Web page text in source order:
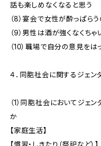
話も楽しめなくなると思う
（8）宴会で女性が酔っぱら
（9）男性は酒が強くなくち
（10）職場で自分の意見を
４．同胞社会に関するジェン
（1）同胞社会においてジェ
か
【家庭生活】
【慣習・しきたり（祭祀など）】